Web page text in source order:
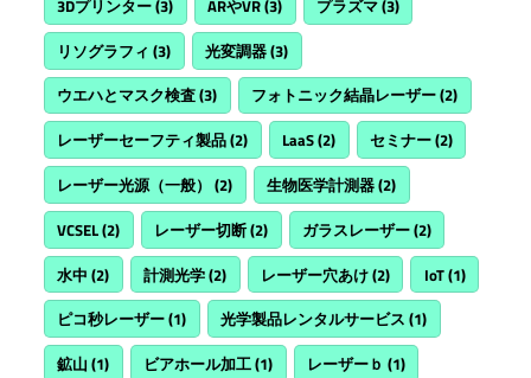
3Dプリンター(3) ARやVR(3) プラズマ(3)
リソグラフィ (3) 光変調器(3)
ウエハとマスク検査(3) フォトニック結晶レーザー(2)
レーザーセーフティ製品(2) LaaS(2) セミナー(2)
レーザー光源（一般） (2) 生物医学計測器(2)
VCSEL(2) レーザー切断(2) ガラスレーザー(2)
水中 (2) 計測光学(2) レーザー穴あけ(2) IoT(1)
ピコ秒レーザー(1) 光学製品レンタルサービス (1)
鉱山 (1) ビアホール加工(1) レーザーｂ (1)